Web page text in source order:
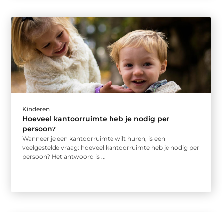
Kinderen
Hoeveel kantoorruimte heb je nodig per
persoon?
Wanneer je een kantoorruimte wilt huren, is een
veelgestelde vraag: hoeveel kantoorruimte heb je nodig per
persoon? Het antwoord is ...